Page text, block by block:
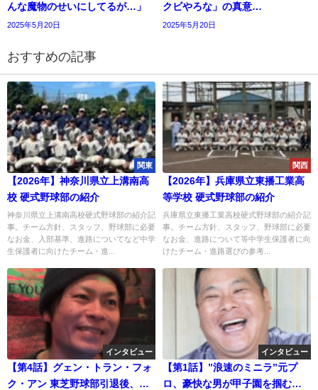
んな魔物のせいにしてるが…」
2025年5月20日
クビやろな」の真意…
2025年5月20日
おすすめの記事
関東
【2026年】神奈川県立上溝南高
校 硬式野球部の紹介
神奈川県立上溝南高校硬式野球部の紹介記
事。チーム方針、スタッフ、野球部に必要
なお金、入部基準、進路についてなど中学
生保護者に向けたチーム・進...
関西
【2026年】兵庫県立東播工業高
等学校 硬式野球部の紹介
兵庫県立東播工業高校硬式野球部の紹介記
事。チーム方針、スタッフ、野球部に必要
なお金、進路について等中学生保護者に向
けたチーム・進路選びの参考...
インタビュー
【第4話】グェン・トラン・フォ
ク・アン 東芝野球部引退後、バ
インタビュー
【第1話】”浪速のミニラ”元プ
ロ、豪快な男が甲子園を掴むま